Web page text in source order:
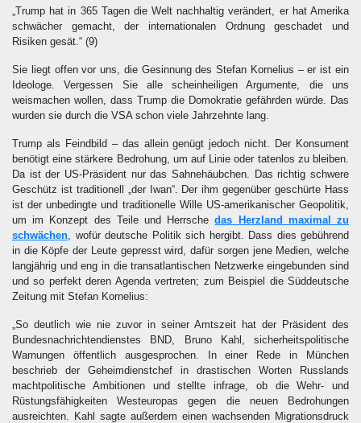
„Trump hat in 365Tagen die Welt nachhaltig verändert, er hat Amerika
schwächer gemacht, der internationalen Ordnung geschadet und
Risiken gesät.“ (9)
Sie liegt offen vor uns, die Gesinnung des Stefan Kornelius – er ist ein
Ideologe. Vergessen Sie alle scheinheiligen Argumente, die uns
weismachen wollen, dass Trump die Domokratie gefährden würde. Das
wurden sie durch die VSA schon viele Jahrzehnte lang.
Trump als Feindbild – das allein genügt jedoch nicht. Der Konsument
benötigt eine stärkere Bedrohung, um auf Linie oder tatenlos zu bleiben.
Da ist der US-Präsident nur das Sahnehäubchen. Das richtig schwere
Geschütz ist traditionell „der Iwan“. Der ihm gegenüber geschürte Hass
ist der unbedingte und traditionelle Wille US-amerikanischer Geopolitik,
um im Konzept des Teile und Herrschedas Herzland maximal zu
schwächen, wofür deutsche Politik sich hergibt. Dass dies gebührend
in die Köpfe der Leute gepresst wird, dafür sorgen jene Medien, welche
langjährig und eng in die transatlantischen Netzwerke eingebunden sind
und so perfekt deren Agenda vertreten; zum Beispiel die Süddeutsche
Zeitung mit Stefan Kornelius:
„So deutlich wie nie zuvor in seiner Amtszeit hat der Präsident des
Bundesnachrichtendienstes BND, Bruno Kahl, sicherheitspolitische
Warnungen öffentlich ausgesprochen. In einer Rede in München
beschrieb der Geheimdienstchef in drastischen Worten Russlands
machtpolitische Ambitionen und stellte infrage, ob die Wehr- und
Rüstungsfähigkeiten Westeuropas gegen die neuen Bedrohungen
ausreichten. Kahl sagte außerdem einen wachsenden Migrationsdruck